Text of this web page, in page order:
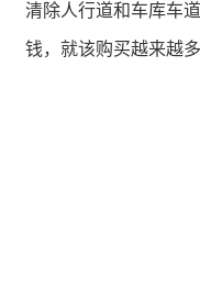
清除人行道和车库车
钱，就该购买越来越